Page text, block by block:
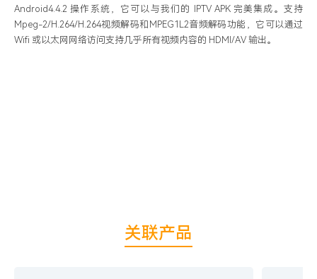
Android4.4.2 操作系统，它可以与我们的 IPTV APK 完美集成。支持
Mpeg-2/H.264/H.264视频解码和MPEG1L2音频解码功能，它可以通过
Wifi 或以太网网络访问支持几乎所有视频内容的 HDMI/AV 输出。
关联产品